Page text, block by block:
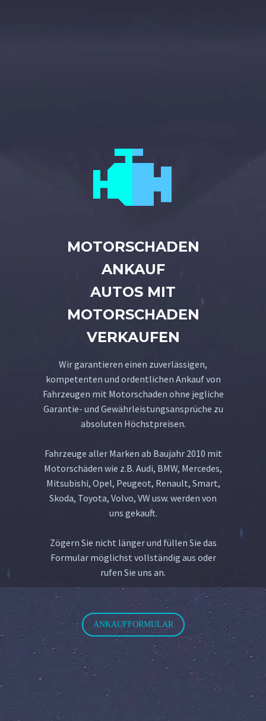


MOTORSCHADEN
ANKAUF
AUTOS MIT
MOTORSCHADEN
VERKAUFEN
Wir garantieren einen zuverlässigen,
kompetenten und ordentlichen Ankauf von
Fahrzeugen mit Motorschaden ohne jegliche
Garantie- und Gewährleistungsansprüche zu
absoluten Höchstpreisen.
Fahrzeuge aller Marken ab Baujahr 2010 mit
Motorschäden wie z.B. Audi, BMW, Mercedes,
Mitsubishi, Opel, Peugeot, Renault, Smart,
Skoda, Toyota, Volvo, VW usw. werden von
uns gekauft.
Zögern Sie nicht länger und füllen Sie das
Formular möglichst vollständig aus oder
rufen Sie uns an.
ANKAUFFORMULAR